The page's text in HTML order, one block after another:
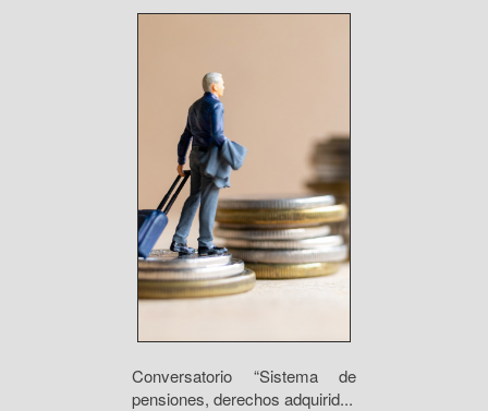
Conversatorio “Sistema de
pensiones, derechos adquirid...